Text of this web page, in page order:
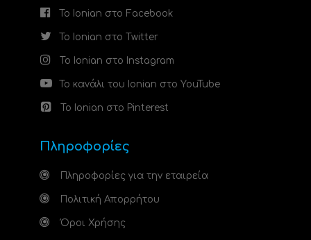
Το Ionian στο Facebook
Το Ionian στο Twitter
Το Ionian στο Instagram
Το κανάλι του Ionian στο YouTube
Το Ionian στο Pinterest
Πληροφορίες
Πληροφορίες για την εταιρεία
Πολιτική Απορρήτου
Όροι Χρήσης